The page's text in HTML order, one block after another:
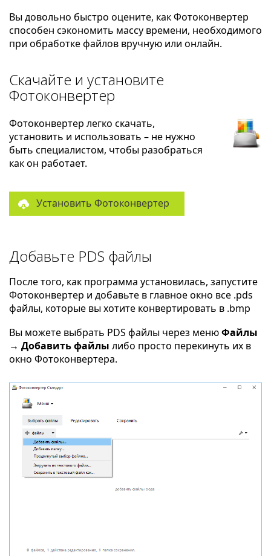
Вы довольно быстро оцените, как Фотоконвертер
способен сэкономить массу времени, необходимого
при обработке файлов вручную или онлайн.
Скачайте и установите
Фотоконвертер
Фотоконвертер легко скачать,
установить и использовать – не нужно
быть специалистом, чтобы разобраться
как он работает.
Установить Фотоконвертер
Добавьте PDS файлы
После того, как программа установилась, запустите
Фотоконвертер и добавьте в главное окно все .pds
файлы, которые вы хотите конвертировать в .bmp
Вы можете выбрать PDS файлы через менюФайлы
→ Добавить файлы либо просто перекинуть их в
окно Фотоконвертера.